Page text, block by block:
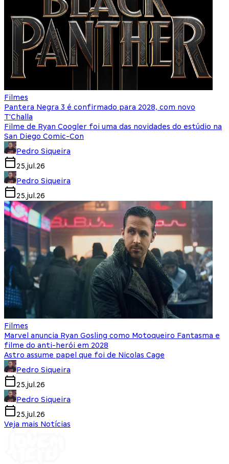
Filmes
Pantera Negra 3 é confirmado para 2028, com novo
T'Challa
Filme de Ryan Coogler foi uma das novidades do estúdio na
San Diego Comic-Con
Pedro Siqueira
25.jul.26
Pedro Siqueira
25.jul.26
Filmes
Marvel anuncia Ryan Gosling como Motoqueiro Fantasma e
filme do anti-herói em 2028
Astro assume papel que foi de Nicolas Cage
Pedro Siqueira
25.jul.26
Pedro Siqueira
25.jul.26
Veja mais Notícias